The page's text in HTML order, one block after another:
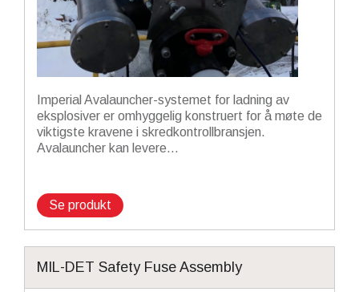
Imperial Avalauncher-systemet for ladning av
eksplosiver er omhyggelig konstruert for å møte de
viktigste kravene i skredkontrollbransjen.
Avalauncher kan levere...
Se produkt
MIL-DET Safety Fuse Assembly